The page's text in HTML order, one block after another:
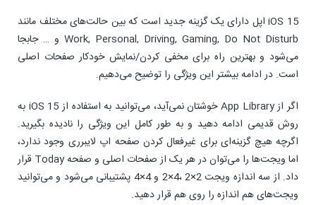
iOS 15 اپل دارای یک گزینه جدید است که بین حالت‌های مختلف مانند
Work, Personal, Driving, Gaming, Do Not Disturb و … جابجا
می‌شود و بهترین راه برای مخفی کردن/نمایش خودکار صفحات اصلی
است. در ادامه بیشتر این ویژگی را توضیح می‌دهیم.
اگر از App Library خوشتان نمی‌آید، می‌توانید به استفاده از iOS 15 به
روش قدیمی ادامه دهید و به طور کامل این ویژگی را نادیده بگیرید.
اگرچه هیچ گزینه‌ای برای غیرفعال کردن صفحه اپ لایبرری وجود ندارد،
اما ویجت‌ها را می‌توان در هر یک از صفحات اصلی و صفحه Today قرار
داد. از سه اندازه ویجت 2×2 ،4×2 و 4×4 پشتیبانی می‌شود و می‌توانید
ویجت‌های هم اندازه را روی هم قرار دهید.